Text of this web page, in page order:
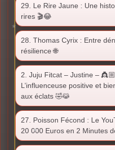
29. Le Rire Jaune : Une
rires 🎬😂
28. Thomas Cyrix : Entre
résilience 🌐
2. Juju Fitcat – Justine –
L’influenceuse positive et
aux éclats 🤣😹
27. Poisson Fécond : Le
20 000 Euros en 2 Minutes